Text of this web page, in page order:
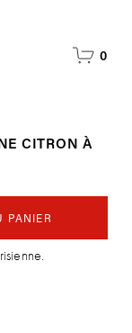
0
CITRON À
PANIER